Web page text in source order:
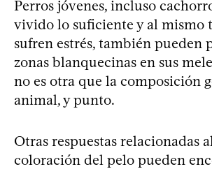
Perros jóvenes, incluso
vivido lo suficiente y al mismo
sufren estrés, también pueden
zonas blanquecinas en sus
no es otra que la composición
animal, y punto.
Otras respuestas relacionadas
coloración del pelo pueden